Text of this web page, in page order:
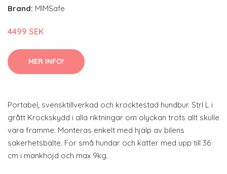
Brand: MIMSafe
4499 SEK
MER INFO!
Portabel, svensktillverkad och krocktestad hundbur. Strl L i
grått Krockskydd i alla riktningar om olyckan trots allt skulle
vara framme. Monteras enkelt med hjälp av bilens
säkerhetsbälte. För små hundar och katter med upp till 36
cm i mankhöjd och max 9kg.